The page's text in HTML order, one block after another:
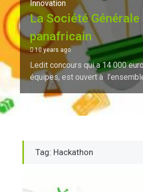
Innovation
La Société
panafricain
10 years ago
Ledit concours qui a 14 000
équipes, est ouvert à
Tag: Hackathon